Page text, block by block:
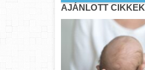
AJÁNLOTT CIKKEK